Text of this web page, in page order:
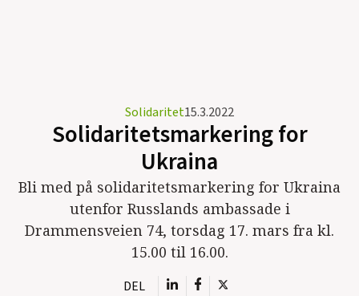
Solidaritet15.3.2022
Solidaritetsmarkering for
Ukraina
Bli med på solidaritetsmarkering for Ukraina
utenfor Russlands ambassade i
Drammensveien 74, torsdag 17. mars fra kl.
15.00 til 16.00.
DEL